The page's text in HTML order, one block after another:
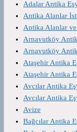
Adalar Antika
Antika Alanlar
Antika Alanlar
Arnavutköy
Arnavutköy
Ataşehir Antika
Ataşehir Antika
Avcılar Antika
Avcılar Antika
Avize
Bağcılar Antika